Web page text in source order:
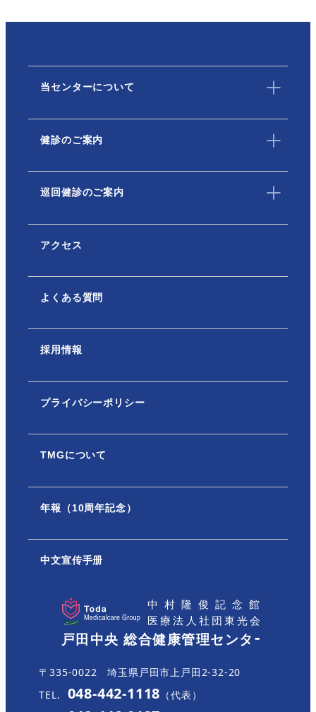
当センターについて
健診のご案内
巡回健診のご案内
アクセス
よくある質問
採用情報
プライバシーポリシー
TMGについて
年報（10周年記念）
中文宣传手册
〒335-0022 埼玉県戸田市上戸田2-32-20
TEL.
048-442-1118 （代表）